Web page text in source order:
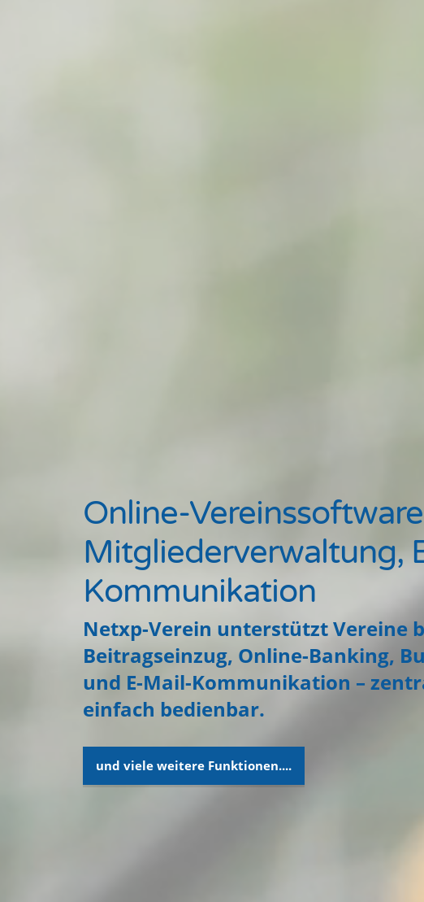
Online-
Mitgliederverwaltung,
Kommunikation
Netxp-Verein unterstützt Vereine
Beitragseinzug, Online-Banking,
und E-Mail-Kommunikation –
einfach bedienbar.
und viele weitere Funktionen....